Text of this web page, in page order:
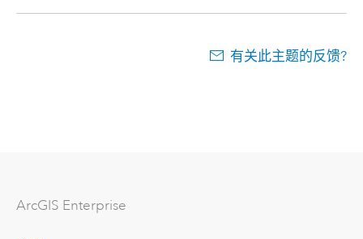
有关此主题的反馈?
ArcGIS Enterprise